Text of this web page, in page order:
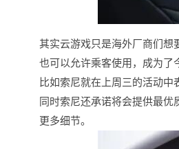
其实云游戏只是海外厂商们想
也可以允许乘客使用，成为了
比如索尼就在上周三的活动中
同时索尼还承诺将会提供最
更多细节。